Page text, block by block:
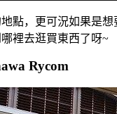
點，更可況如果是
裡去逛買東西了呀~
Rycom